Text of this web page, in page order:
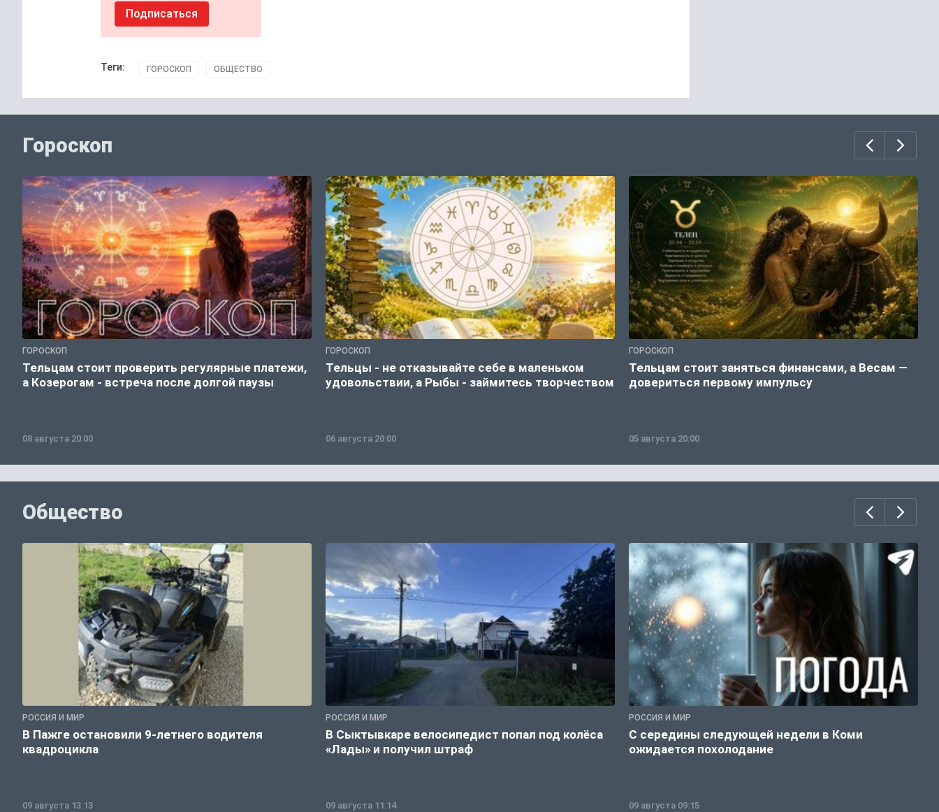
Подписаться
Теги: ГОРОСКОП ОБЩЕСТВО
Гороскоп
ГОРОСКОП
Тельцам стоит проверить регулярные платежи,
а Козерогам - встреча после долгой паузы
08 августа 20:00
ГОРОСКОП
Тельцы - не отказывайте себе в маленьком
удовольствии, а Рыбы - займитесь творчеством
06 августа 20:00
ГОРОСКОП
Тельцам стоит заняться финансами, а Весам —
довериться первому импульсу
05 августа 20:00
Общество
РОССИЯ И МИР
В Пажге остановили 9-летнего водителя
квадроцикла
09 августа 13:13
РОССИЯ И МИР
В Сыктывкаре велосипедист попал под колёса
«Лады» и получил штраф
09 августа 11:14
РОССИЯ И МИР
С середины следующей недели в Коми
ожидается похолодание
09 августа 09:15